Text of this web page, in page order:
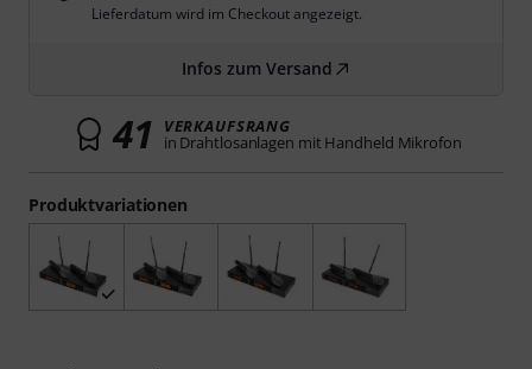
Produktvariationen
Lieferdatum wird im Checkout angezeigt.
Infos zum Versand
41 VERKAUFSRANG
in Drahtlosanlagen mit Handheld Mikrofon